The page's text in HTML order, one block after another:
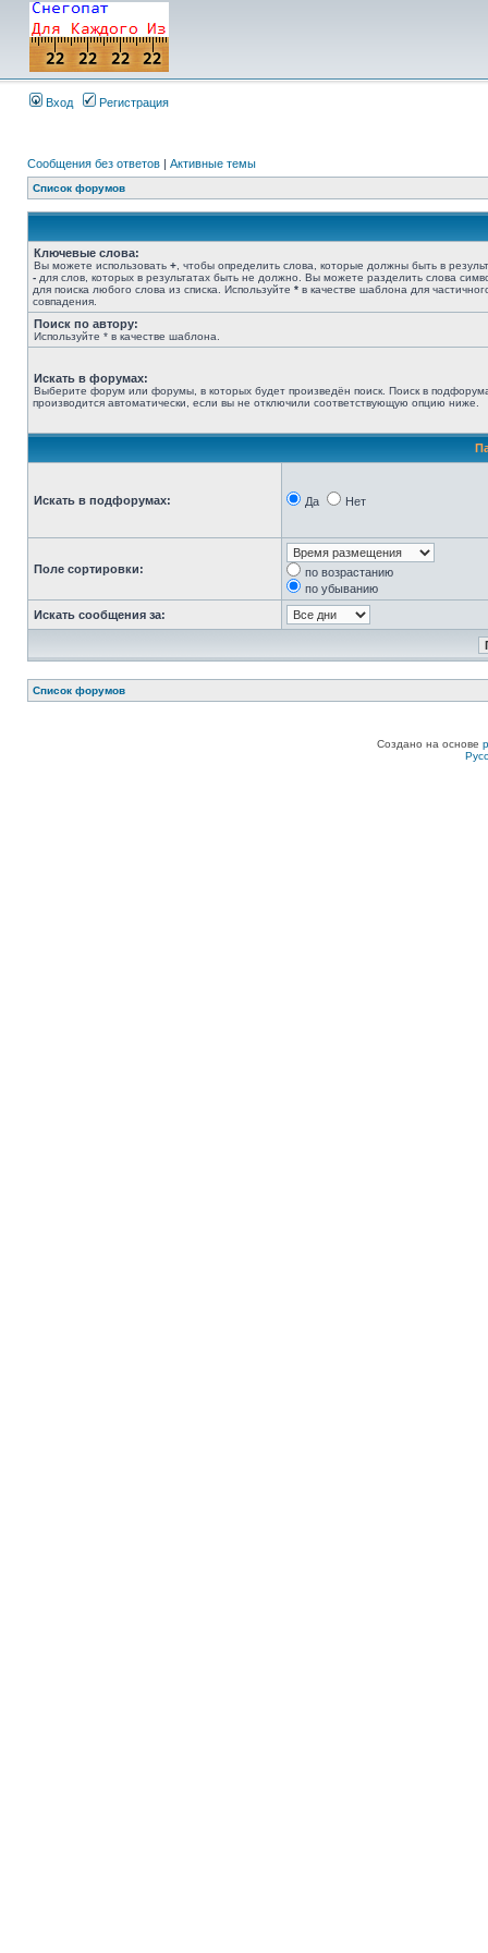
Вход Регистрация
Сообщения без ответов | Активные темы
Список форумов
Ключевые слова:
Вы можете использовать + , чтобы определить слова, которые должны быть в
- для слов, которых в результатах быть не должно. Вы можете разделить слова
для поиска любого слова из списка. Используйте * в качестве шаблона для
совпадения.
Поиск по автору:
Используйте * в качестве шаблона.
Искать в форумах:
Выберите форум или форумы, в которых будет произведён поиск. Поиск в
производится автоматически, если вы не отключили соответствующую опцию ниже.
Искать в подфорумах: Да Нет
Поле сортировки:
по возрастанию
по убыванию
Искать сообщения за:
Список форумов
Создано на основе